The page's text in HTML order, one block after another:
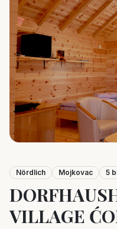
Nördlich Mojkovac 5
VILLAGE